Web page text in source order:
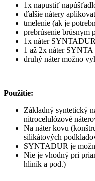
1x napustiť
ďalšie nátery
tmelenie (ak je
prebrúsenie brúsnym
1x náter SYNTADUR
1 až 2x náter SYNTA
druhý náter možno
Použitie:
Základný syntetický
nitrocelulózové
Na náter kovu
silikátových
SYNTADUR je
Nie je vhodný pri
hliník a pod.)